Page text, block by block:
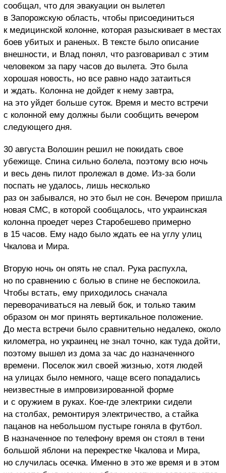
сообщал, что для эвакуации он вылетел
в Запорожскую область, чтобы присоединиться
к медицинской колонне, которая разыскивает в местах
боев убитых и раненых. В тексте было описание
внешности, и Влад понял, что разговаривал с этим
человеком за пару часов до вылета. Это была
хорошая новость, но все равно надо затаиться
и ждать. Колонна не дойдет к нему завтра,
на это уйдет больше суток. Время и место встречи
с колонной ему должны были сообщить вечером
следующего дня.
30 августа Волошин решил не покидать свое
убежище. Спина сильно болела, поэтому всю ночь
и весь день пилот пролежал в доме. Из-за боли
поспать не удалось, лишь несколько
раз он забывался, но это был не сон. Вечером пришла
новая СМС, в которой сообщалось, что украинская
колонна проедет через Старобешево примерно
в 15 часов. Ему надо было ждать ее на углу улиц
Чкалова и Мира.
Вторую ночь он опять не спал. Рука распухла,
но по сравнению с болью в спине не беспокоила.
Чтобы встать, ему приходилось сначала
переворачиваться на левый бок, и только таким
образом он мог принять вертикальное положение.
До места встречи было сравнительно недалеко, около
километра, но украинец не знал точно, как туда дойти,
поэтому вышел из дома за час до назначенного
времени. Поселок жил своей жизнью, хотя людей
на улицах было немного, чаще всего попадались
неизвестные в импровизированной форме
и с оружием в руках. Кое-где электрики сидели
на столбах, ремонтируя электричество, а стайка
пацанов на небольшом пустыре гоняла в футбол.
В назначенное по телефону время он стоял в тени
большой яблони на перекрестке Чкалова и Мира,
но случилась осечка. Именно в это же время и в этом